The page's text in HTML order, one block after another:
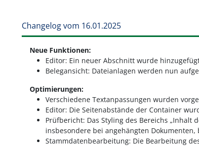
Changelog vom 16.01.2025
Neue Funktionen:
Editor: Ein neuer Abschnitt wurde
Belegansicht: Dateianlagen werden nun
Optimierungen:
Verschiedene Textanpassungen wurden
Editor: Die Seitenabstände der Container
Prüfbericht: Das Styling des Bereichs „Inhalt
insbesondere bei angehängten
Stammdatenbearbeitung: Die Bearbeitung